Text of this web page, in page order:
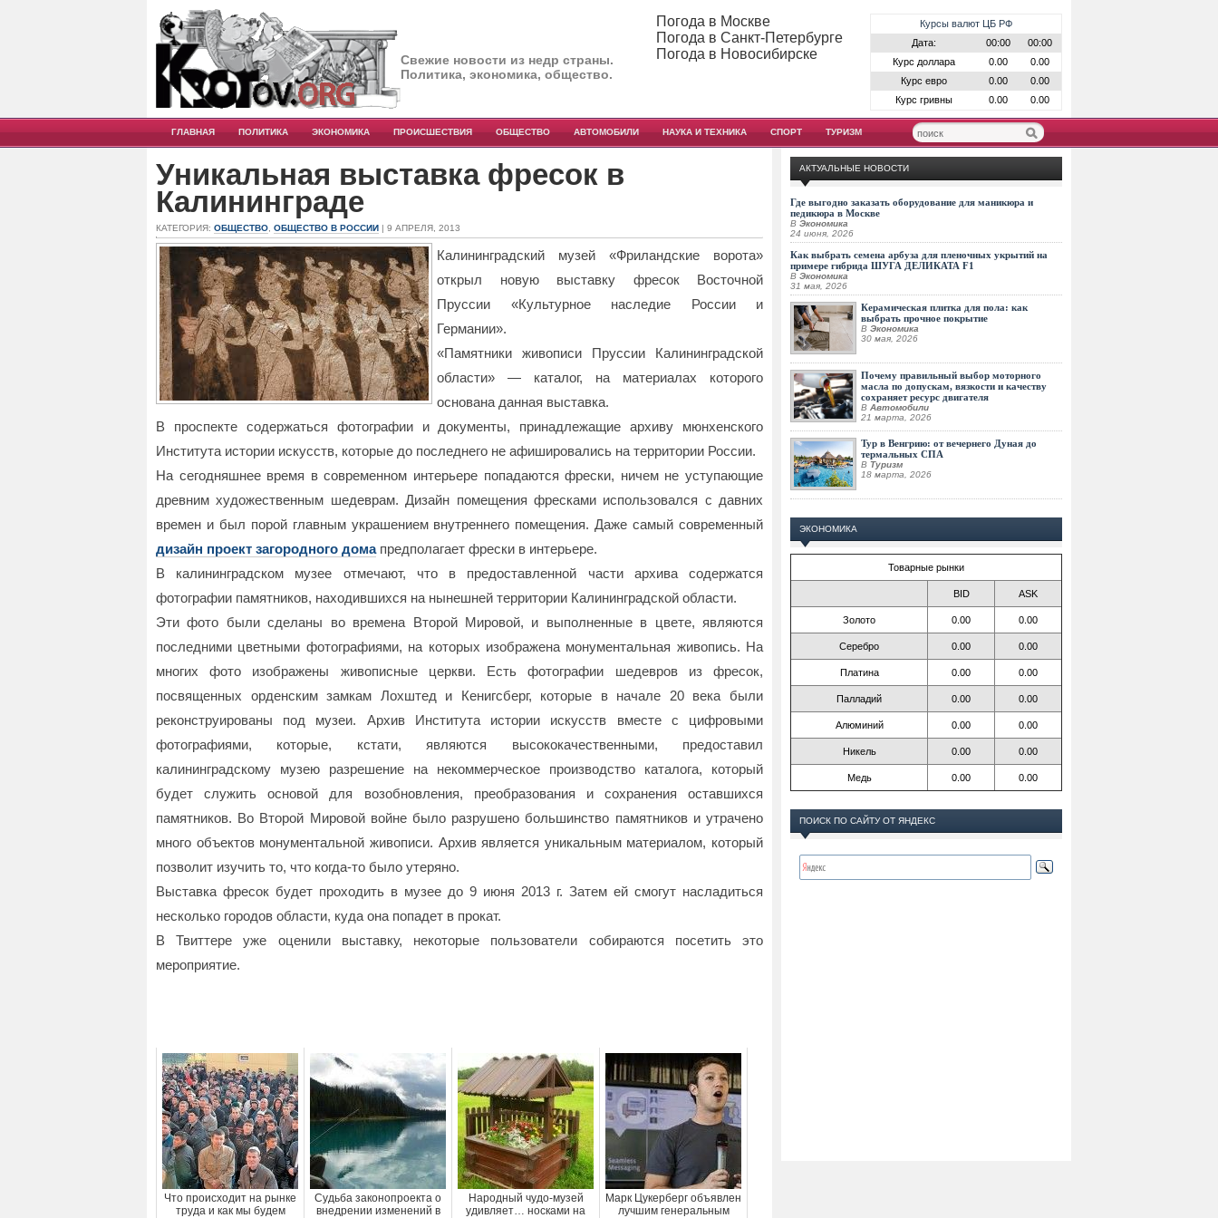
Свежие новости из недр страны.
Политика, экономика, общество.
Курсы валют ЦБ РФ
Дата:
00:00
00:00
Курс доллара
0.00
0.00
Курс евро
0.00
0.00
Курс гривны
0.00 0.00
Погода в Москве
Погода в Санкт-Петербурге
Погода в Новосибирске
ГЛАВНАЯ ПОЛИТИКА ЭКОНОМИКА ПРОИСШЕСТВИЯ ОБЩЕСТВО АВТОМОБИЛИ НАУКА И ТЕХНИКА СПОРТ ТУРИЗМ
Уникальная выставка фресок в
Калининграде
КАТЕГОРИЯ: ОБЩЕСТВО ОБЩЕСТВО В РОССИИ | 9 АПРЕЛЯ, 2013
Калининградский музей «Фриландские ворота»
открыл новую выставку фресок Восточной
Пруссии «Культурное наследие России и
Германии».
«Памятники живописи Пруссии Калининградской
области» — каталог, на материалах которого
основана данная выставка.
В проспекте содержаться фотографии и документы, принадлежащие архиву мюнхенского
Института истории искусств, которые до последнего не афишировались на территории России.
На сегодняшнее время в современном интерьере попадаются фрески, ничем не уступающие
древним художественным шедеврам. Дизайн помещения фресками использовался с давних
времен и был порой главным украшением внутреннего помещения. Даже самый современный
дизайн проект загородного домапредполагает фрески в интерьере.
В калининградском музее отмечают, что в предоставленной части архива содержатся
фотографии памятников, находившихся на нынешней территории Калининградской области.
Эти фото были сделаны во времена Второй Мировой, и выполненные в цвете, являются
последними цветными фотографиями, на которых изображена монументальная живопись. На
многих фото изображены живописные церкви. Есть фотографии шедевров из фресок,
посвященных орденским замкам Лохштед и Кенигсберг, которые в начале 20 века были
реконструированы под музеи. Архив Института истории искусств вместе с цифровыми
фотографиями, которые, кстати, являются высококачественными, предоставил
калининградскому музею разрешение на некоммерческое производство каталога, который
будет служить основой для возобновления, преобразования и сохранения оставшихся
памятников. Во Второй Мировой войне было разрушено большинство памятников и утрачено
много объектов монументальной живописи. Архив является уникальным материалом, который
позволит изучить то, что когда-то было утеряно.
Выставка фресок будет проходить в музее до 9 июня 2013 г. Затем ей смогут насладиться
несколько городов области, куда она попадет в прокат.
В Твиттере уже оценили выставку, некоторые пользователи собираются посетить это
мероприятие.
Что происходит на рынке
труда и как мы будем
Судьба законопроекта о
внедрении изменений в
Народный чудо-музей
удивляет… носками на
Марк Цукерберг объявлен
лучшим генеральным
АКТУАЛЬНЫЕ НОВОСТИ
Где выгодно заказать оборудование для маникюра и
педикюра в Москве
В Экономика
24 июня, 2026
Как выбрать семена арбуза для пленочных укрытий на
примере гибрида ШУГА ДЕЛИКАТА F1
В Экономика
31 мая, 2026
Керамическая плитка для пола: как
выбрать прочное покрытие
В Экономика
30 мая, 2026
Почему правильный выбор моторного
масла по допускам, вязкости и качеству
сохраняет ресурс двигателя
В Автомобили
21 марта, 2026
Тур в Венгрию: от вечернего Дуная до
термальных СПА
В Туризм
18 марта, 2026
ЭКОНОМИКА
Товарные рынки
BID ASK
Золото 0.00 0.00
Серебро 0.00 0.00
Платина 0.00 0.00
Палладий 0.00 0.00
Алюминий 0.00 0.00
Никель 0.00 0.00
Медь 0.00 0.00
ПОИСК ПО САЙТУ ОТ ЯНДЕКС